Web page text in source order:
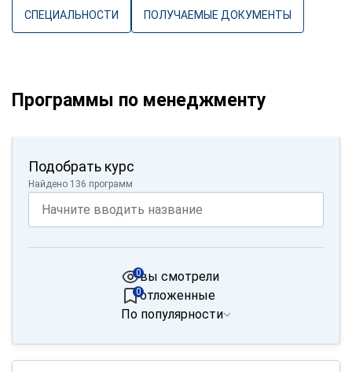
СПЕЦИАЛЬНОСТИ ПОЛУЧАЕМЫЕ ДОКУМЕНТЫ
Программы по менеджменту
Подобрать курс
Найдено 136 программ
вы смотрели
0
отложенные
0
По популярности